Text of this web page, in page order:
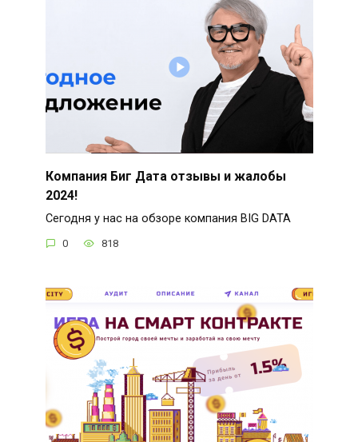
Компания Биг Дата отзывы и жалобы
2024!
Сегодня у нас на обзоре компания BIG DATA
0 818